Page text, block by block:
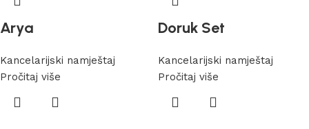
Arya
Kancelarijski namještaj
Pročitaj više
Doruk Set
Kancelarijski namještaj
Pročitaj više